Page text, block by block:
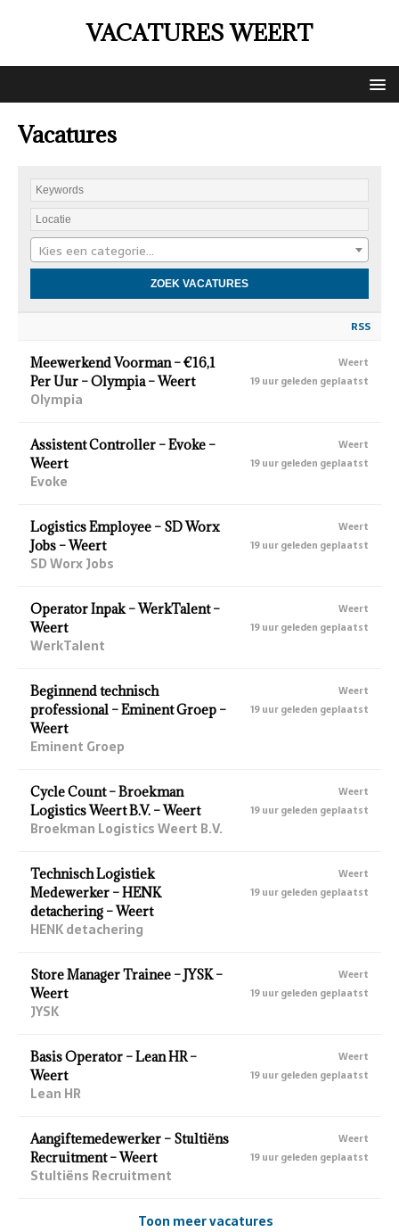
VACATURES WEERT
Vacatures
Kies een categorie…
RSS
Meewerkend Voorman – €16,1
Per Uur – Olympia – Weert
Olympia
Weert
19 uur geleden geplaatst
Assistent Controller – Evoke –
Weert
Evoke
Weert
19 uur geleden geplaatst
Logistics Employee – SD Worx
Jobs – Weert
SD Worx Jobs
Weert
19 uur geleden geplaatst
Operator Inpak – WerkTalent –
Weert
WerkTalent
Weert
19 uur geleden geplaatst
Beginnend technisch
professional – Eminent Groep –
Weert
Eminent Groep
Weert
19 uur geleden geplaatst
Cycle Count – Broekman
Logistics Weert B.V. – Weert
Broekman Logistics Weert B.V.
Weert
19 uur geleden geplaatst
Technisch Logistiek
Medewerker – HENK
detachering – Weert
HENK detachering
Weert
19 uur geleden geplaatst
Store Manager Trainee – JYSK –
Weert
JYSK
Weert
19 uur geleden geplaatst
Basis Operator – Lean HR –
Weert
Lean HR
Weert
19 uur geleden geplaatst
Aangiftemedewerker – Stultiëns
Recruitment – Weert
Stultiëns Recruitment
Weert
19 uur geleden geplaatst
Toon meer vacatures